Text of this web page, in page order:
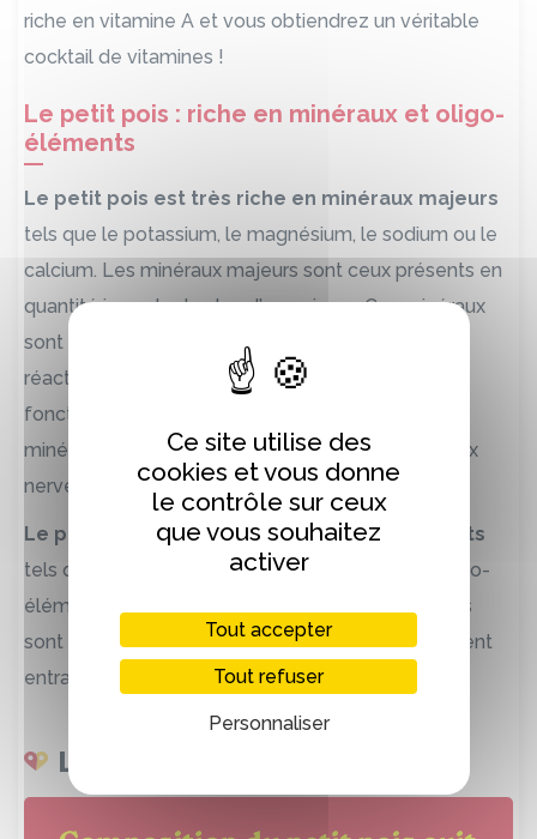
riche en vitamine A et vous obtiendrez un véritable
cocktail de vitamines !
Le petit pois : riche en minéraux et oligo-
éléments
Le petit pois est très riche en minéraux majeurs
tels que le potassium, le magnésium, le sodium ou le
calcium. Les minéraux majeurs sont ceux présents en
quantité importante dans l’organisme. Ces minéraux
sont essentiels et participent à de nombreuses
réactions chimiques et physiologiques. Le
fonctionnement du système hormonal, la
minéralisation osseuse ou la transmission de l’influx
nerveux en font partie.
Le petit pois est aussi riche en oligo-éléments
tels que le fer, le cuivre ou encore le zinc. Ces oligo-
éléments sont en quantité infime dans le corps. Ils
sont essentiels et un excès ou une carence peuvent
entrainer de graves troubles.
La composition du petit pois
Ce site utilise des
cookies et vous donne
le contrôle sur ceux
que vous souhaitez
activer
Tout accepter
Tout refuser
Personnaliser